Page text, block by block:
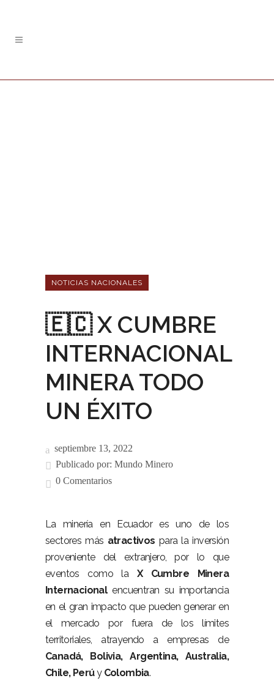
NOTICIAS NACIONALES
🇪🇨 X CUMBRE
INTERNACIONAL
MINERA TODO
UN ÉXITO
septiembre 13, 2022
Publicado por: Mundo Minero
0 Comentarios
La minería en Ecuador es uno de los
sectores más atractivos para la inversión
proveniente del extranjero, por lo que
eventos como la X Cumbre Minera
Internacionalencuentran su importancia
en el gran impacto que pueden generar en
el mercado por fuera de los límites
territoriales, atrayendo a empresas de
Canadá, Bolivia, Argentina, Australia,
Chile, PerúyColombia.